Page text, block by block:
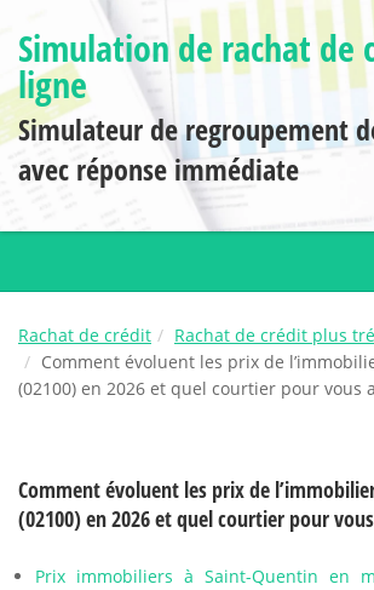
Simulation de rachat de
ligne
Simulateur de regroupement
avec réponse immédiate
Rachat de crédit
Rachat de crédit plus
Comment évoluent les prix de
(02100) en 2026 et quel courtier pour vous
Comment évoluent les prix de
(02100) en 2026 et quel courtier pour
Prix immobiliers à Saint-Quentin en